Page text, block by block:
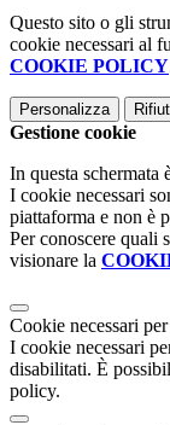
Questo sito o gli
cookie necessari al
COOKIE POLICY
Personalizza
Gestione cookie
In questa schermata
I cookie necessari
piattaforma e non è
Per conoscere quali
visionare la
Cookie necessari
I cookie necessari
disabilitati. È
policy.